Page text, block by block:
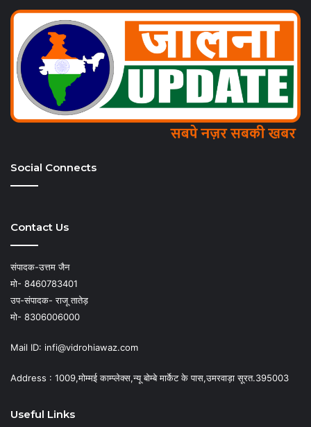
Social Connects
Contact Us
संपादक-उत्तम जैन
मो- 8460783401
उप-संपादक- राजू तातेड़
मो- 8306006000
Mail ID: infi@vidrohiawaz.com
Address : 1009,मोम्मई काम्प्लेक्स,न्यू बोम्बे मार्केट के पास,उमरवाड़ा सूरत.395003
Useful Links